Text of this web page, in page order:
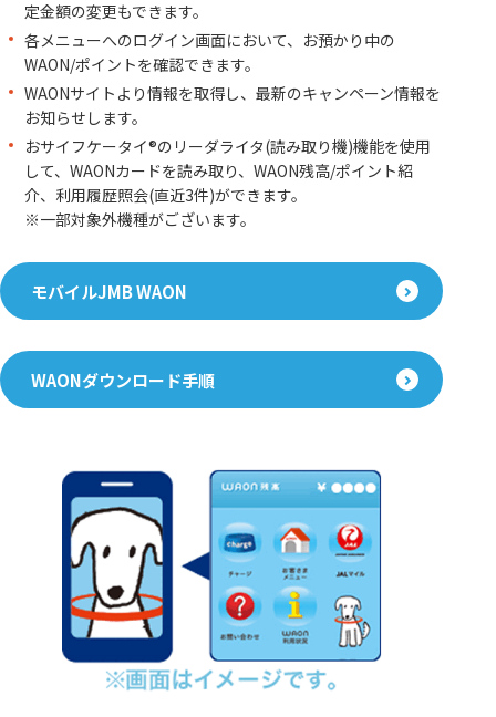
定金額の変更もできます。
各メニューへのログイン画面において、お預かり中の
WAON/ポイントを確認できます。
WAONサイトより情報を取得し、最新のキャンペーン情報を
お知らせします。
おサイフケータイ®のリーダライタ(読み取り機)機能を使用
して、WAONカードを読み取り、WAON残高/ポイント紹
介、利用履歴照会(直近3件)ができます。
※一部対象外機種がございます。
モバイルJMB WAON
WAONダウンロード手順